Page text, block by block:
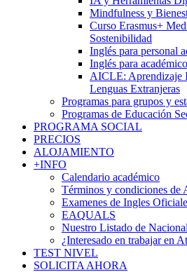
Mindfulness y
Curso Erasmus+
Sostenibilidad
Inglés para personal
Inglés para
AICLE: Aprendizaje
Lenguas Extranjeras
Programas para grupos y
Programas de Educación
PROGRAMA SOCIAL
PRECIOS
ALOJAMIENTO
+INFO
Calendario académico
Términos y condiciones de
Examenes de Ingles
EAQUALS
Nuestro Listado de
¿Interesado en trabajar en
TEST NIVEL
SOLICITA AHORA